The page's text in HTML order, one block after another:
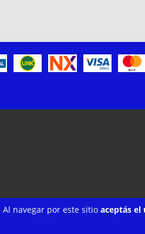
Al navegar por este sitio aceptás el